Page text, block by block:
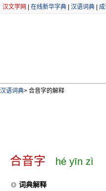
汉文学网 在线新华字典 汉语词典
汉语词典> 合音字的解释
合音字 hé yīn zì
词典解释